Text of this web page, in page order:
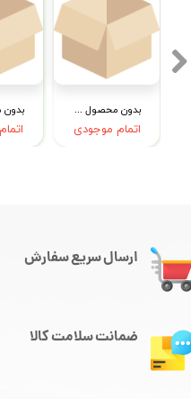
بدون محصول جهت نمایش
اتمام موجودی
ارسال سریع سفارش
ضمانت سلامت کالا